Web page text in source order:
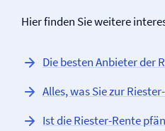
Hier finden Sie weitere
Die besten Anbieter der
Alles, was Sie zur
Ist die Riester-Rente